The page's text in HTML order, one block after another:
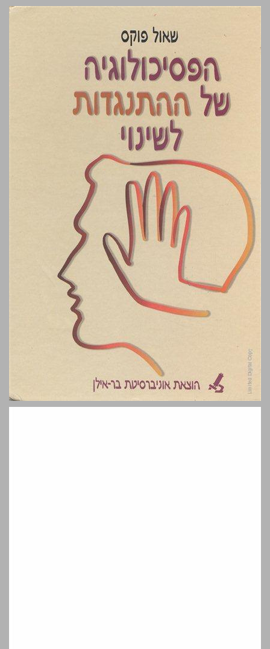
הפסיכולוגיה של ההתנגדות לשינוי ... 0